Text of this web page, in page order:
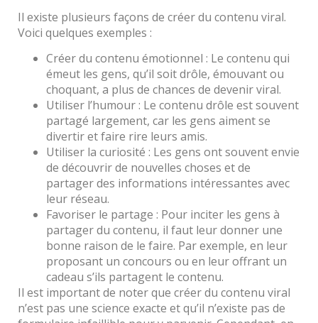
Il existe plusieurs façons de créer du contenu viral.
Voici quelques exemples :
Créer du contenu émotionnel : Le contenu qui
émeut les gens, qu’il soit drôle, émouvant ou
choquant, a plus de chances de devenir viral.
Utiliser l’humour : Le contenu drôle est souvent
partagé largement, car les gens aiment se
divertir et faire rire leurs amis.
Utiliser la curiosité : Les gens ont souvent envie
de découvrir de nouvelles choses et de
partager des informations intéressantes avec
leur réseau.
Favoriser le partage : Pour inciter les gens à
partager du contenu, il faut leur donner une
bonne raison de le faire. Par exemple, en leur
proposant un concours ou en leur offrant un
cadeau s’ils partagent le contenu.
Il est important de noter que créer du contenu viral
n’est pas une science exacte et qu’il n’existe pas de